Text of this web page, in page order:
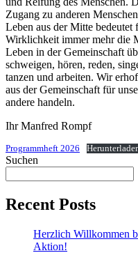
Zugang zu anderen
Leben aus der Mitte bedeutet
Wirklichkeit immer mehr die
Leben in der Gemeinschaft
schweigen, hören, reden,
tanzen und arbeiten. Wir
aus der Gemeinschaft für
andere handeln.
Ihr Manfred Rompf
Programmheft 2026
Suchen
Recent Posts
Herzlich Willkommen
Aktion!